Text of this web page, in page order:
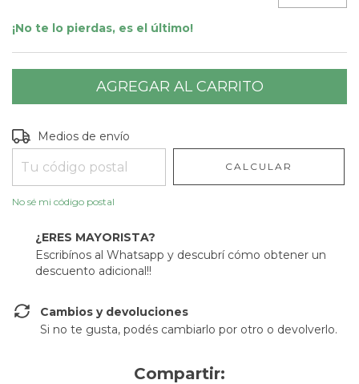
¡No te lo pierdas, es el último!
Entregas para el CP:
Medios de envío
CALCULAR
No sé mi código postal
¿ERES MAYORISTA?
Escribínos al Whatsapp y descubrí cómo obtener un
descuento adicional!!
Cambios y devoluciones
Si no te gusta, podés cambiarlo por otro o devolverlo.
Compartir: